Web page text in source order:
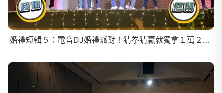
婚禮短輯５：電音DJ婚禮派對！猜拳猜贏就獨拿１萬２？新人驚喜頒獎盃給雙方爸媽！